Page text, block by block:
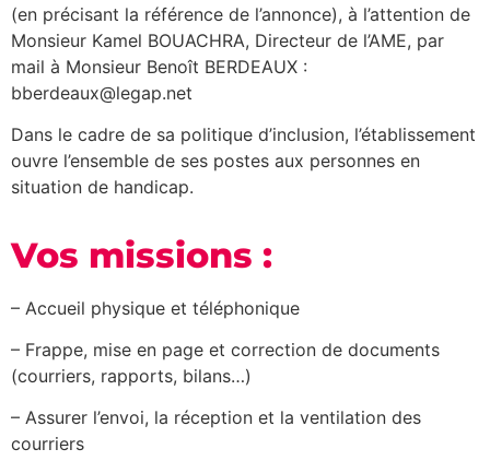
(en précisant la référence de l’annonce), à l’attention de
Monsieur Kamel BOUACHRA, Directeur de l’AME, par
mail à Monsieur Benoît BERDEAUX :
bberdeaux@legap.net
Dans le cadre de sa politique d’inclusion, l’établissement
ouvre l’ensemble de ses postes aux personnes en
situation de handicap.
Vos missions :
– Accueil physique et téléphonique
– Frappe, mise en page et correction de documents
(courriers, rapports, bilans…)
– Assurer l’envoi, la réception et la ventilation des
courriers